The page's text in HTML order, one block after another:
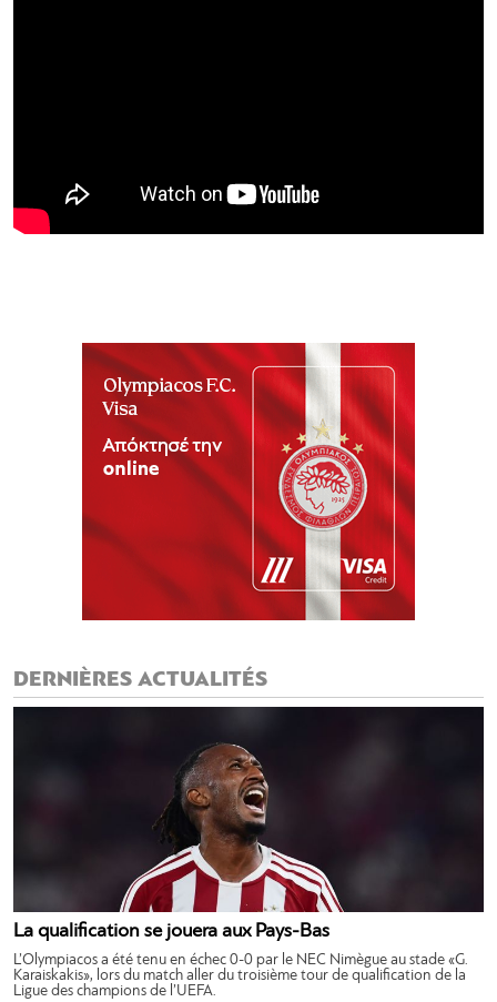
DERNIÈRES ACTUALITÉS
La qualification se jouera aux Pays-Bas
L’Olympiacos a été tenu en échec 0-0 par le NEC Nimègue au stade «G.
Karaiskakis», lors du match aller du troisième tour de qualification de la
Ligue des champions de l’UEFA.